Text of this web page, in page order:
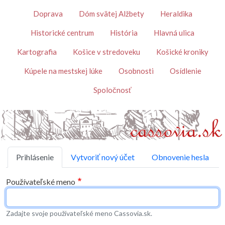
TémyDoprava Dóm svätej Alžbety Heraldika
Historické centrum História Hlavná ulica
Kartografia Košice v stredoveku Košické kroniky
Kúpele na mestskej lúke Osobnosti Osídlenie
Spoločnosť
Primárne karty
Prihlásenie Vytvoriť nový účet Obnovenie hesla
Používateľské meno
Zadajte svoje používateľské meno Cassovia.sk.